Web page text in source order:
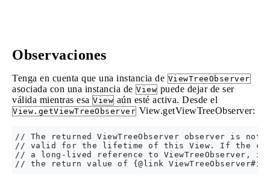
Observaciones
Tenga en cuenta que una instancia de ViewTreeObserver
asociada con una instancia de View puede dejar de ser
válida mientras esa View aún esté activa. Desde el
View.getViewTreeObserver View.getViewTreeObserver:
// The returned ViewTreeObserver observer is not
// valid for the lifetime of this View. If the
// a long-lived reference to ViewTreeObserver, it